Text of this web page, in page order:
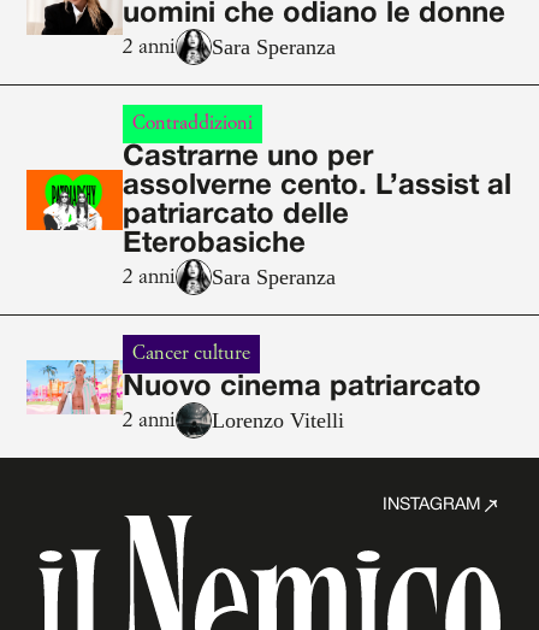
uomini che odiano le donne
2 anni Sara Speranza
Contraddizioni
Castrarne uno per
assolverne cento. L’assist al
patriarcato delle
Eterobasiche
2 anni Sara Speranza
Cancer culture
Nuovo cinema patriarcato
2 anni Lorenzo Vitelli
INSTAGRAM